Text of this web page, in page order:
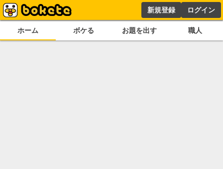
新規登録 ログイン
ホーム ボケる お題を出す 職人